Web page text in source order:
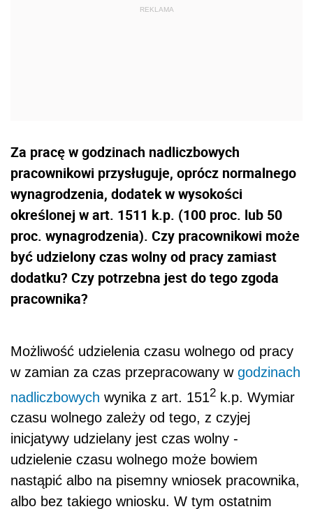
Za pracę w godzinach nadliczbowych
pracownikowi przysługuje, oprócz normalnego
wynagrodzenia, dodatek w wysokości
określonej w art. 1511 k.p. (100 proc. lub 50
proc. wynagrodzenia). Czy pracownikowi może
być udzielony czas wolny od pracy zamiast
dodatku? Czy potrzebna jest do tego zgoda
pracownika?
Możliwość udzielenia czasu wolnego od pracy
w zamian za czas przepracowany w godzinach
nadliczbowych wynika z art. 151 2 k.p. Wymiar
czasu wolnego zależy od tego, z czyjej
inicjatywy udzielany jest czas wolny -
udzielenie czasu wolnego może bowiem
nastąpić albo na pisemny wniosek pracownika,
albo bez takiego wniosku. W tym ostatnim